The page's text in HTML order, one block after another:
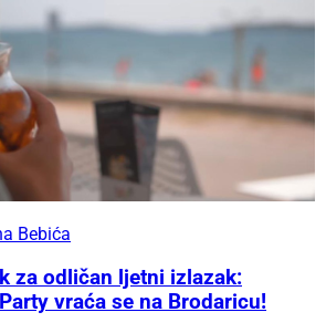
Bebića
za odličan ljetni izlazak:
vraća se na Brodaricu!